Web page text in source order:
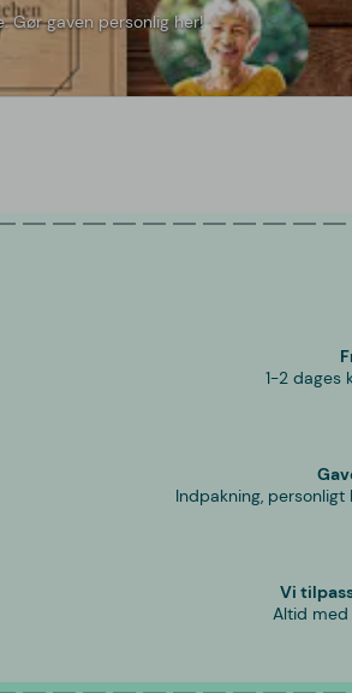
Gør gaven personlig her!
1-2 dages
Indpakning,
Vi
Altid med